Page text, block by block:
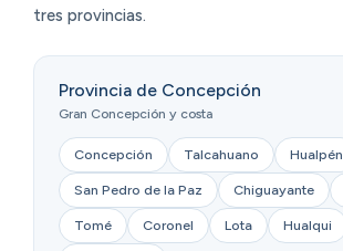
tres provincias.
Provincia de Concepción
Gran Concepción y costa
Concepción Talcahuano Hualpén
San Pedro de la Paz Chiguayante
Tomé Coronel Lota Hualqui